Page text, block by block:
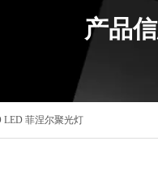
产品
LED 菲涅尔聚光灯